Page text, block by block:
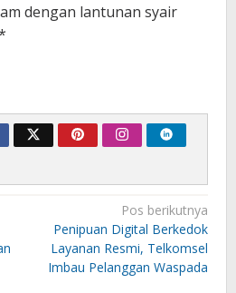
dengan lantunan syair
Pos berikutnya
Penipuan Digital Berkedok
Layanan Resmi, Telkomsel
Imbau Pelanggan Waspada